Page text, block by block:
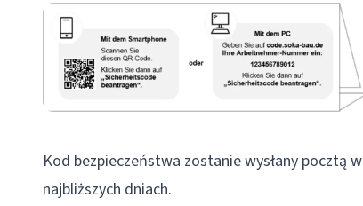
Kod bezpieczeństwa zostanie wysłany pocztą w
najbliższych dniach.